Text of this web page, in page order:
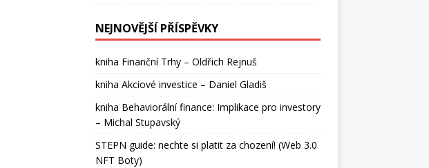
NEJNOVĚJŠÍ PŘÍSPĚVKY
kniha Finanční Trhy – Oldřich Rejnuš
kniha Akciové investice – Daniel Gladiš
kniha Behaviorální finance: Implikace pro investory
– Michal Stupavský
STEPN guide: nechte si platit za chození! (Web 3.0
NFT Boty)